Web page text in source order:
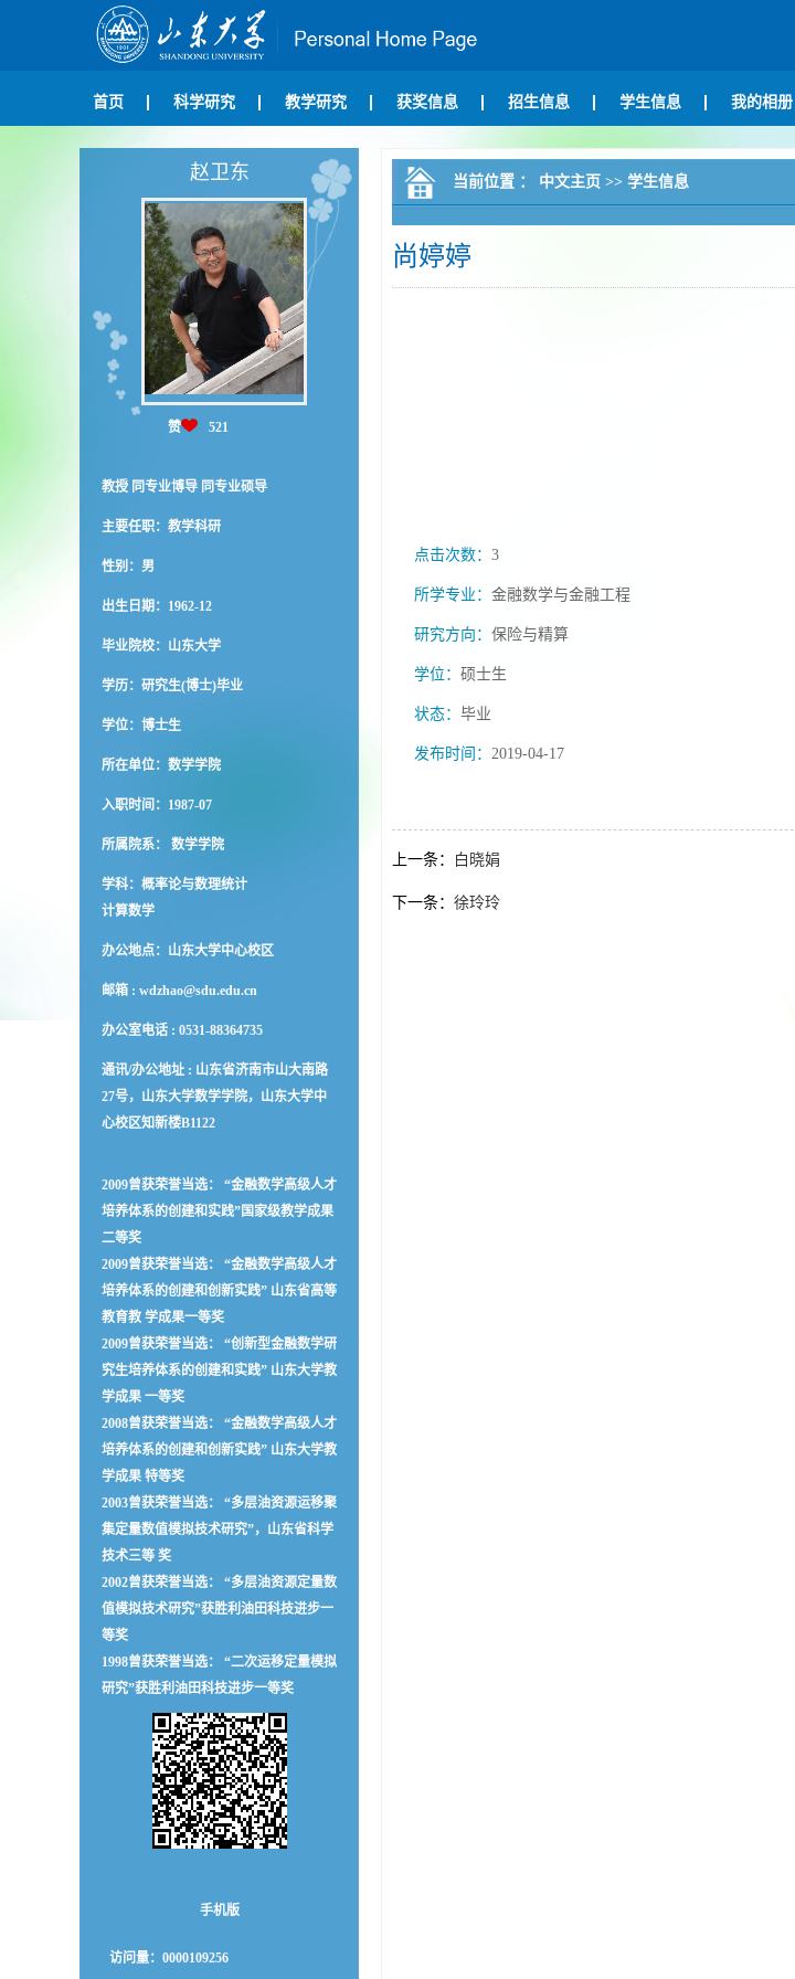
首页 科学研究 教学研究 获奖信息 招生信息 学生信息 我的相册
赵卫东
赞 521
教授 同专业博导 同专业硕导
主要任职：教学科研
性别：男
出生日期：1962-12
毕业院校：山东大学
学历：研究生(博士)毕业
学位：博士生
所在单位：数学学院
入职时间：1987-07
所属院系： 数学学院
学科：概率论与数理统计
计算数学
办公地点：山东大学中心校区
邮箱 : wdzhao@sdu.edu.cn
办公室电话 : 0531-88364735
通讯/办公地址 : 山东省济南市山大南路
27号，山东大学数学学院，山东大学中
心校区知新楼B1122
2009曾获荣誉当选： “金融数学高级人才
培养体系的创建和实践”国家级教学成果
二等奖
2009曾获荣誉当选： “金融数学高级人才
培养体系的创建和创新实践” 山东省高等
教育教 学成果一等奖
2009曾获荣誉当选： “创新型金融数学研
究生培养体系的创建和实践” 山东大学教
学成果 一等奖
2008曾获荣誉当选： “金融数学高级人才
培养体系的创建和创新实践” 山东大学教
学成果 特等奖
2003曾获荣誉当选： “多层油资源运移聚
集定量数值模拟技术研究”，山东省科学
技术三等 奖
2002曾获荣誉当选： “多层油资源定量数
值模拟技术研究”获胜利油田科技进步一
等奖
1998曾获荣誉当选： “二次运移定量模拟
研究”获胜利油田科技进步一等奖
手机版
访问量： 0000109256
当前位置 ： 中文主页 >> 学生信息
尚婷婷
点击次数： 3
所学专业： 金融数学与金融工程
研究方向： 保险与精算
学位： 硕士生
状态： 毕业
发布时间： 2019-04-17
上一条： 白晓娟
下一条： 徐玲玲